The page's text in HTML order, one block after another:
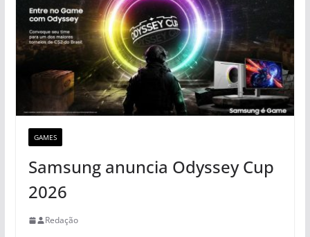
GAMES
Samsung anuncia Odyssey Cup
2026
Redação